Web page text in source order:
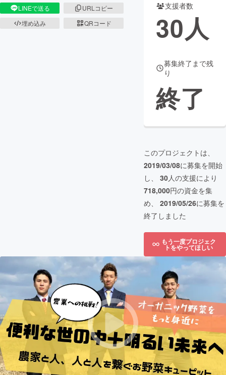
LINEで送る
URLコピー
埋め込み
QRコード
支援者数
30人
募集終了まで残
り
終了
このプロジェクトは、
2019/03/08に募集を開始
し、 30人の支援により
718,000円の資金を集
め、 2019/05/26に募集を
終了しました
もう一度プロジェク
トをやってほしい